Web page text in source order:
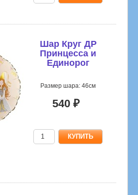
Шар Круг ДР
Принцесса и
Единорог
Размер шара: 46см
540 ₽